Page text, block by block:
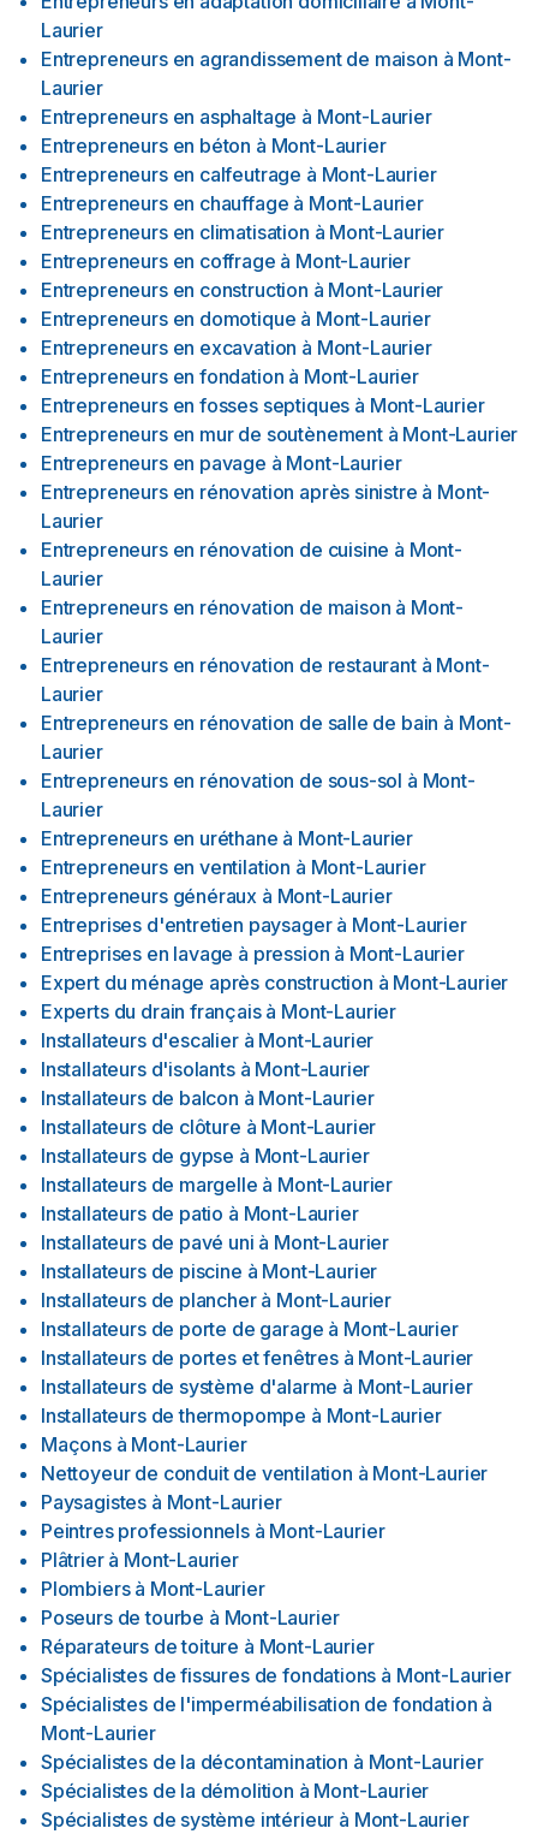
Laurier
Entrepreneurs en agrandissement de maison à Mont-
Laurier
Entrepreneurs en asphaltage à Mont-Laurier
Entrepreneurs en béton à Mont-Laurier
Entrepreneurs en calfeutrage à Mont-Laurier
Entrepreneurs en chauffage à Mont-Laurier
Entrepreneurs en climatisation à Mont-Laurier
Entrepreneurs en coffrage à Mont-Laurier
Entrepreneurs en construction à Mont-Laurier
Entrepreneurs en domotique à Mont-Laurier
Entrepreneurs en excavation à Mont-Laurier
Entrepreneurs en fondation à Mont-Laurier
Entrepreneurs en fosses septiques à Mont-Laurier
Entrepreneurs en mur de soutènement à Mont-Laurier
Entrepreneurs en pavage à Mont-Laurier
Entrepreneurs en rénovation après sinistre à Mont-
Laurier
Entrepreneurs en rénovation de cuisine à Mont-
Laurier
Entrepreneurs en rénovation de maison à Mont-
Laurier
Entrepreneurs en rénovation de restaurant à Mont-
Laurier
Entrepreneurs en rénovation de salle de bain à Mont-
Laurier
Entrepreneurs en rénovation de sous-sol à Mont-
Laurier
Entrepreneurs en uréthane à Mont-Laurier
Entrepreneurs en ventilation à Mont-Laurier
Entrepreneurs généraux à Mont-Laurier
Entreprises d'entretien paysager à Mont-Laurier
Entreprises en lavage à pression à Mont-Laurier
Expert du ménage après construction à Mont-Laurier
Experts du drain français à Mont-Laurier
Installateurs d'escalier à Mont-Laurier
Installateurs d'isolants à Mont-Laurier
Installateurs de balcon à Mont-Laurier
Installateurs de clôture à Mont-Laurier
Installateurs de gypse à Mont-Laurier
Installateurs de margelle à Mont-Laurier
Installateurs de patio à Mont-Laurier
Installateurs de pavé uni à Mont-Laurier
Installateurs de piscine à Mont-Laurier
Installateurs de plancher à Mont-Laurier
Installateurs de porte de garage à Mont-Laurier
Installateurs de portes et fenêtres à Mont-Laurier
Installateurs de système d'alarme à Mont-Laurier
Installateurs de thermopompe à Mont-Laurier
Maçons à Mont-Laurier
Nettoyeur de conduit de ventilation à Mont-Laurier
Paysagistes à Mont-Laurier
Peintres professionnels à Mont-Laurier
Plâtrier à Mont-Laurier
Plombiers à Mont-Laurier
Poseurs de tourbe à Mont-Laurier
Réparateurs de toiture à Mont-Laurier
Spécialistes de fissures de fondations à Mont-Laurier
Spécialistes de l'imperméabilisation de fondation à
Mont-Laurier
Spécialistes de la décontamination à Mont-Laurier
Spécialistes de la démolition à Mont-Laurier
Spécialistes de système intérieur à Mont-Laurier